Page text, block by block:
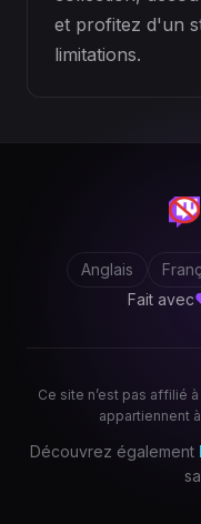
et profitez d'un
limitations.
Anglais
Fait avec
Ce site n’est pas affilié
appartiennent
Découvrez également